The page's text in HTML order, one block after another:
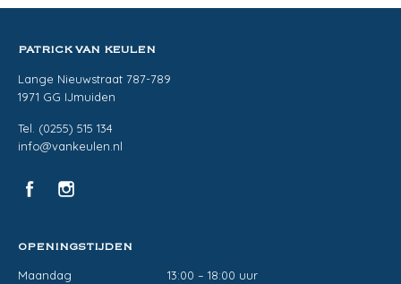
PATRICK VAN KEULEN
Lange Nieuwstraat 787-789
1971 GG IJmuiden
Tel. (0255) 515 134
info@vankeulen.nl
OPENINGSTIJDEN
Maandag
13:00 – 18:00 uur